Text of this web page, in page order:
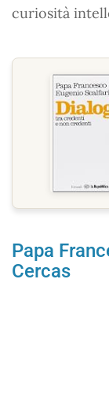
curiosità
Papa
Cercas